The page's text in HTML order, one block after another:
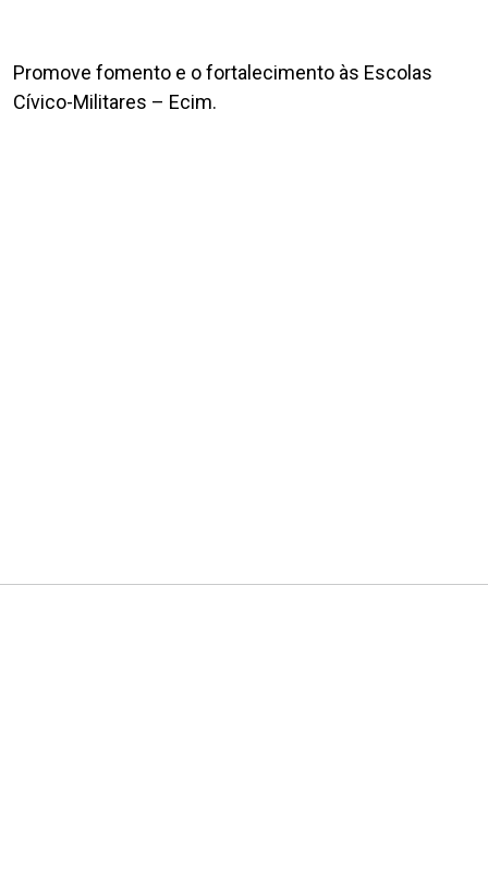
Promove fomento e o fortalecimento às Escolas
Cívico-Militares – Ecim.